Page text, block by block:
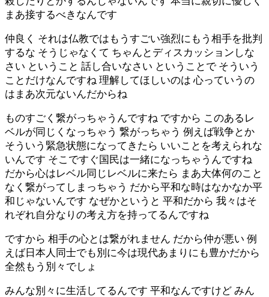
まあ接するべきなんです
仲良く それは仏教ではもうすごい強烈にもう相手を批判
するな そうじゃなくて ちゃんとディスカッションしな
さい ということ 話し合いなさい ということで そういう
ことだけなんですね 理解してほしいのは 心っていうの
はまあ次元ないんだからね
ものすごく繋がっちゃうんですね ですから このあるレ
ベルが同じくなっちゃう 繋がっちゃう 例えば戦争とか
そういう緊急状態になってきたら いいことを考えられな
いんです そこですぐ国民は一緒になっちゃうんですね
だから心はレベル同じレベルに来たら まあ大体何のこと
なく繋がってしまっちゃう だから平和な時はなかなか平
和じゃないんです なぜかというと 平和だから 我々はそ
れぞれ自分なりの考え方を持ってるんですね
ですから 相手の心とは繋がれません だから仲が悪い 例
えば日本人同士でも別に今は現代あまりにも豊かだから
全然もう別々でしょ
みんな別々に生活してるんです 平和なんですけど みん